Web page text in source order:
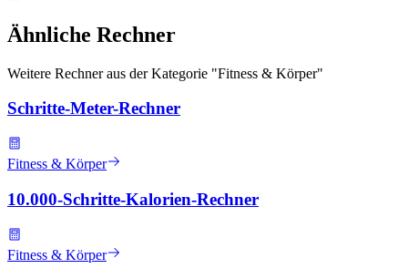
Ähnliche Rechner
Weitere Rechner aus der Kategorie "Fitness & Körper"
Schritte-Meter-Rechner
Fitness & Körper
10.000-Schritte-Kalorien-Rechner
Fitness & Körper